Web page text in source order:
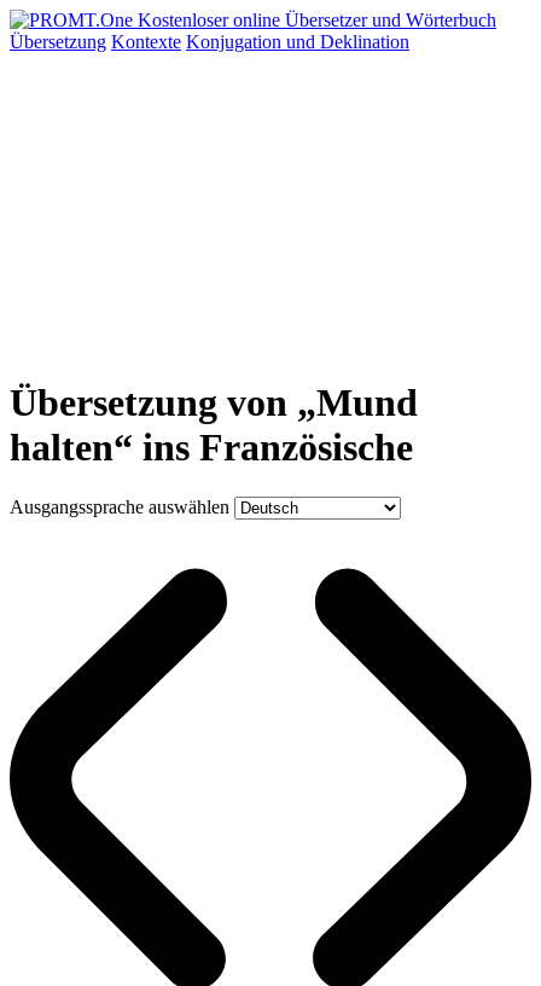
Übersetzung Kontexte Konjugation und Deklination
Übersetzung von „Mund
halten“ ins Französische
Ausgangssprache auswählen